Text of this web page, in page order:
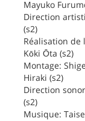
Mayuko
Direction
(s2)
Réalisation de
Kōki Ōta (s2)
Montage:
Hiraki (s2)
Direction
(s2)
Musique: